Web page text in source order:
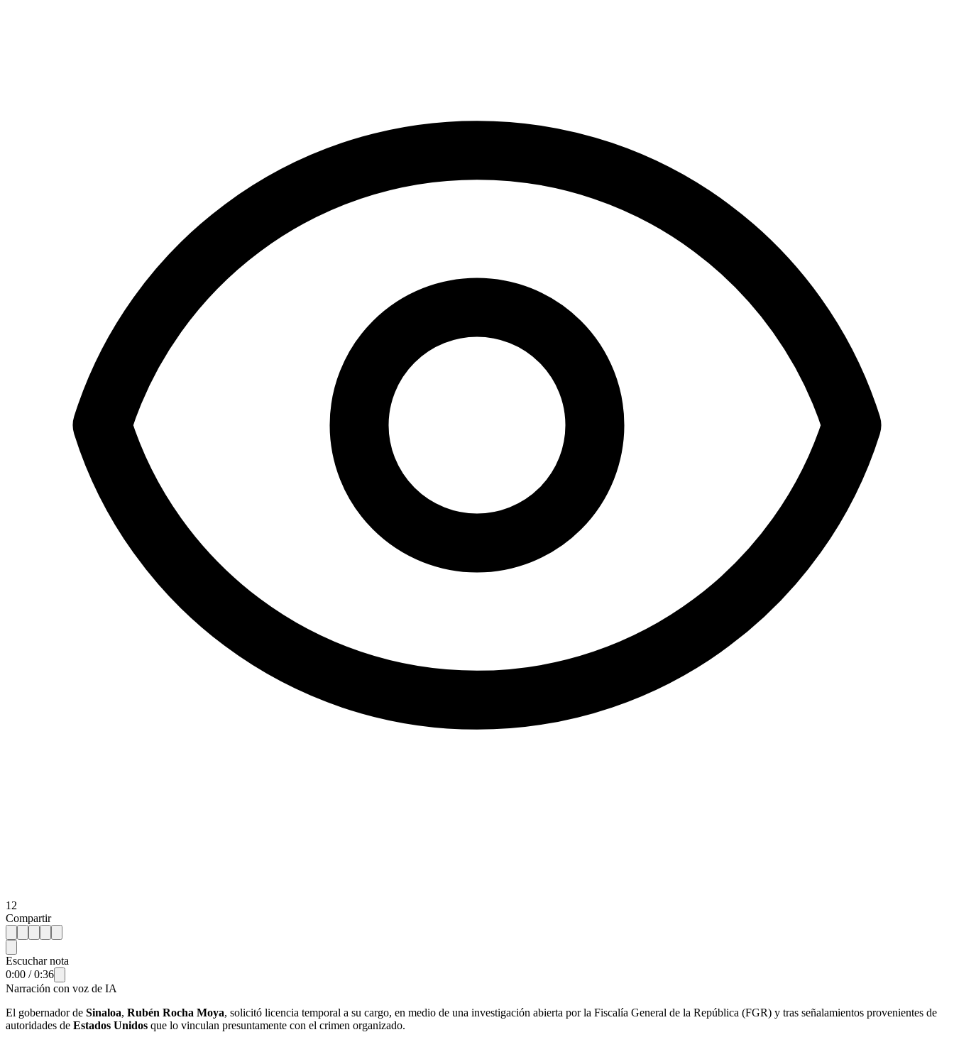
12
Compartir
Escuchar nota
0:00 /0:36
Narración con voz de IA
El gobernador de Sinaloa, Rubén Rocha Moya, solicitó licencia temporal a su cargo, en medio de una investigación abierta por la Fiscalía General de la República (FGR) y tras señalamientos provenientes de
autoridades de Estados Unidos que lo vinculan presuntamente con el crimen organizado.